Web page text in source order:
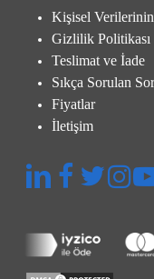
Kişisel
Gizlilik Politikası
Teslimat ve İade
Sıkça Sorulan
Fiyatlar
İletişim